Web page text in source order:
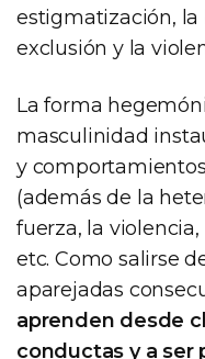
estigmatización, la
exclusión y la
La forma
masculinidad
y
(además de la
fuerza, la
etc. Como salirse
aparejadas
aprenden desde
conductas y a ser